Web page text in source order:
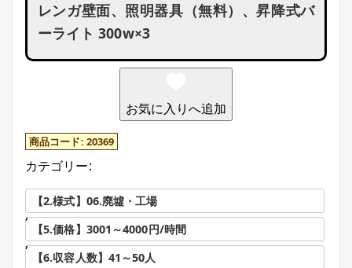
レンガ壁面、照明器具（無料）、昇降式バ
ーライト 300w×3
お気に入りへ追加
商品コード: 20369
カテゴリー:
【2.様式】06.廃墟・工場
,
【5.価格】3001～4000円/時間
,
【6.収容人数】41～50人